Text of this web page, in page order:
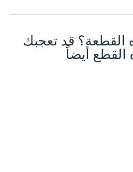
القطعة؟ قد تعجبك
القطع أيضاً